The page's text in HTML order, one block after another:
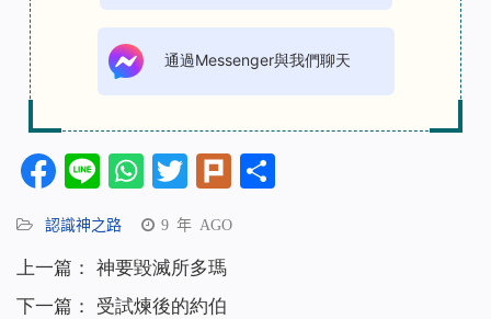
通過Messenger與我們聊天
Facebook
LineWhatsApp
Twitter
Plurk
認識神之路 9 年 AGO
上一篇： 神要毀滅所多瑪
下一篇：
受試煉後的約伯